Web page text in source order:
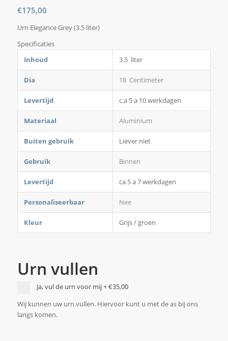
€175,00
Urn Elegance Grey (3.5 liter)
Specificaties
Inhoud
3.5 liter
Dia 18 Centimeter
Levertijd c.a 5 a 10 werkdagen
Materiaal Aluminium
Buiten gebruik Liever niet
Gebruik Binnen
Levertijd ca 5 a 7 werkdagen
Personaliseerbaar Nee
Kleur Grijs / groen
Urn vullen
Ja, vul de urn voor mij+€35,00
Wij kunnen uw urn vullen. Hiervoor kunt u met de as bij ons
langs komen.